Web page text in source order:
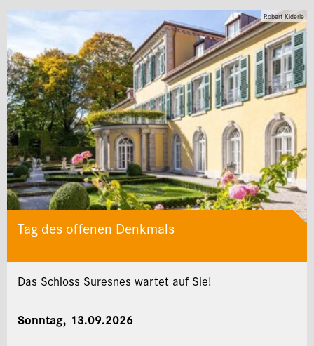
Robert Kiderle
Tag des offenen Denkmals
Das Schloss Suresnes wartet auf Sie!
Sonntag, 13.09.2026